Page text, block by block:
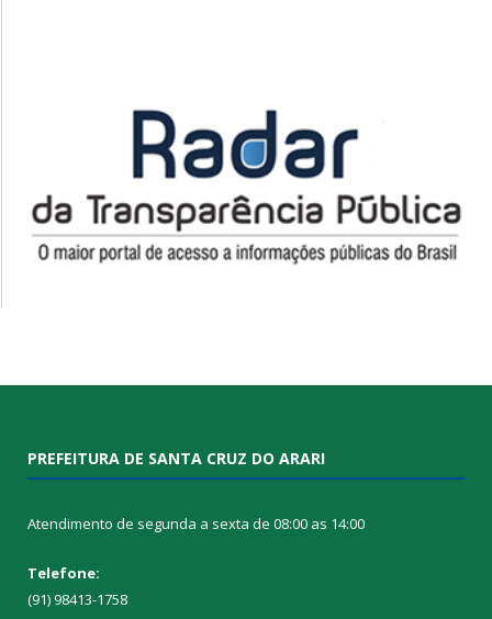
PREFEITURA DE SANTA CRUZ DO ARARI
Atendimento de segunda a sexta de 08:00 as 14:00
Telefone:
(91) 98413-1758